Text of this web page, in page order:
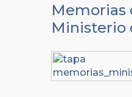
Memorias
Ministerio